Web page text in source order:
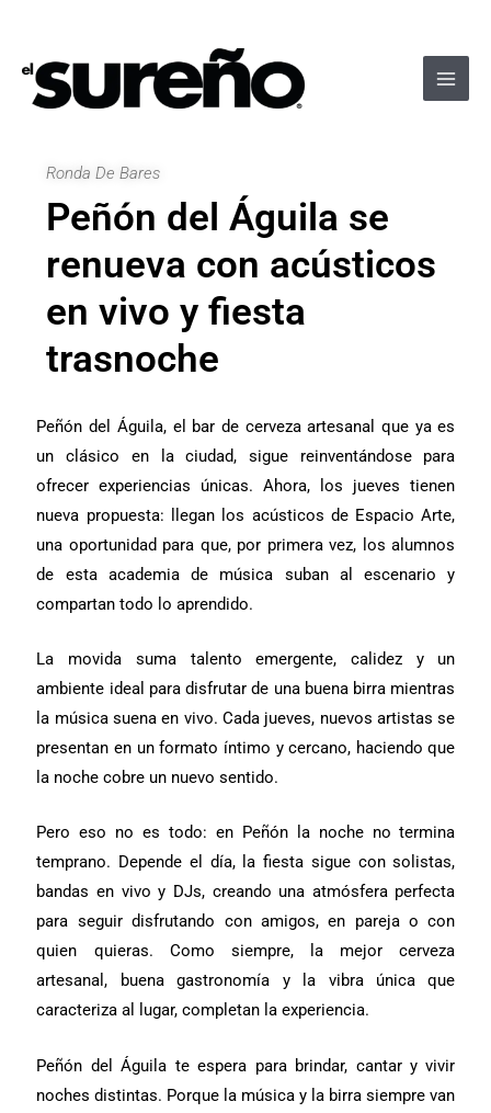
contenido
Ronda De Bares
Peñón del Águila se
renueva con acústicos
en vivo y fiesta
trasnoche
Peñón del Águila, el bar de cerveza artesanal que ya es
un clásico en la ciudad, sigue reinventándose para
ofrecer experiencias únicas. Ahora, los jueves tienen
nueva propuesta: llegan los acústicos de Espacio Arte,
una oportunidad para que, por primera vez, los alumnos
de esta academia de música suban al escenario y
compartan todo lo aprendido.
La movida suma talento emergente, calidez y un
ambiente ideal para disfrutar de una buena birra mientras
la música suena en vivo. Cada jueves, nuevos artistas se
presentan en un formato íntimo y cercano, haciendo que
la noche cobre un nuevo sentido.
Pero eso no es todo: en Peñón la noche no termina
temprano. Depende el día, la fiesta sigue con solistas,
bandas en vivo y DJs, creando una atmósfera perfecta
para seguir disfrutando con amigos, en pareja o con
quien quieras. Como siempre, la mejor cerveza
artesanal, buena gastronomía y la vibra única que
caracteriza al lugar, completan la experiencia.
Peñón del Águila te espera para brindar, cantar y vivir
noches distintas. Porque la música y la birra siempre van
entradas